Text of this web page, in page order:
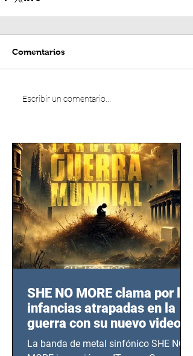
Comentarios
Escribir un comentario...
SHE NO MORE clama por las
infancias atrapadas en la
guerra con su nuevo video
TERCERA GUERRA
La banda de metal sinfónico SHE NO